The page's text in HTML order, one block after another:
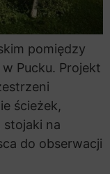
pomiędzy
Pucku. Projekt
ścieżek,
stojaki na
do obserwacji